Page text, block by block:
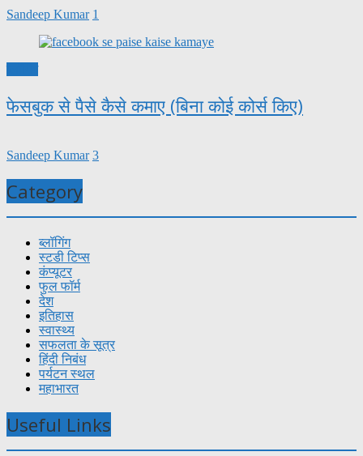
Sandeep Kumar 1
फेसबुक से पैसे कैसे कमाए (बिना कोई कोर्स किए)
Sandeep Kumar 3
Category
ब्लॉगिंग
स्टडी टिप्स
कंप्यूटर
फुल फॉर्म
देश
इतिहास
स्वास्थ्य
सफलता के सूत्र
हिंदी निबंध
पर्यटन स्थल
महाभारत
Useful Links